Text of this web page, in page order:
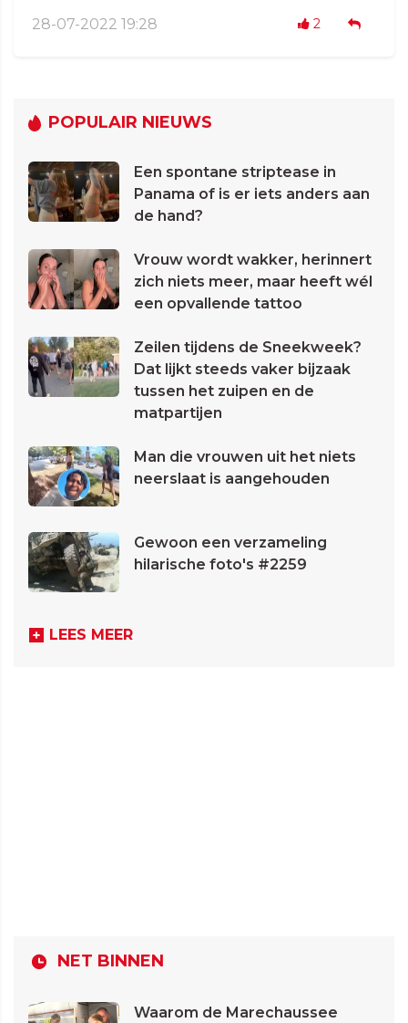
28-07-2022 19:28 2
POPULAIR NIEUWS
Een spontane striptease in
Panama of is er iets anders aan
de hand?
Vrouw wordt wakker, herinnert
zich niets meer, maar heeft wél
een opvallende tattoo
Zeilen tijdens de Sneekweek?
Dat lijkt steeds vaker bijzaak
tussen het zuipen en de
matpartijen
Man die vrouwen uit het niets
neerslaat is aangehouden
Gewoon een verzameling
hilarische foto's #2259
LEES MEER
NET BINNEN
Waarom de Marechaussee